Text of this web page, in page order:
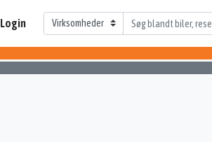
Login